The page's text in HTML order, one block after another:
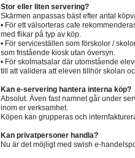
Stor eller liten servering?
Skärmen anpassas bäst efter antal
• För ett välsorteras cafe
med flikar på typ av köp.
• För serviceställen som förskolor /
som fristående kiosk utan översyn.
• För skolmatsalar där utomstående
till att validera att eleven tillhör skolan
Kan e-servering hantera interna köp?
Absolut. Även fast namnet går under
inom er verksamhet.
Köpen kan grupperas och
Kan privatpersoner handla?
Nu är det möjligt med swish e-